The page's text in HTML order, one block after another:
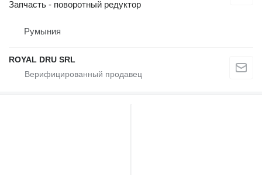
Запчасть - поворотный редуктор
Румыния
ROYAL DRU SRL